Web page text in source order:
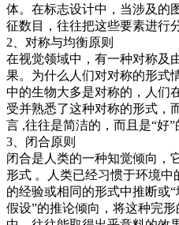
体。在标志设计中，当涉及的
征数目，往往把这些要素进行
2、对称与均衡原则
在视觉领域中，有一种对称及
果。为什么人们对对称的形式
中的生物大多是对称的，人们
受并熟悉了这种对称的形式，
言 ,往往是简洁的，而且是“好”
3、闭合原则
闭合是人类的一种知觉倾向，
形式 。人类已经习惯于环境
的经验或相同的形式中推断或
假设”的推论倾向，将这种完